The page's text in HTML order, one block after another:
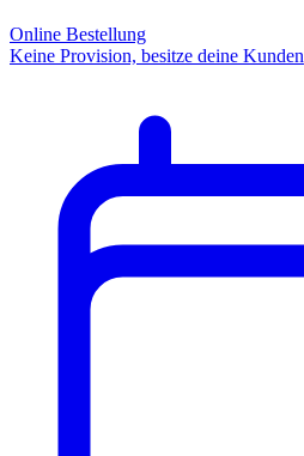
Online Bestellung
Keine Provision, besitze deine Kunden